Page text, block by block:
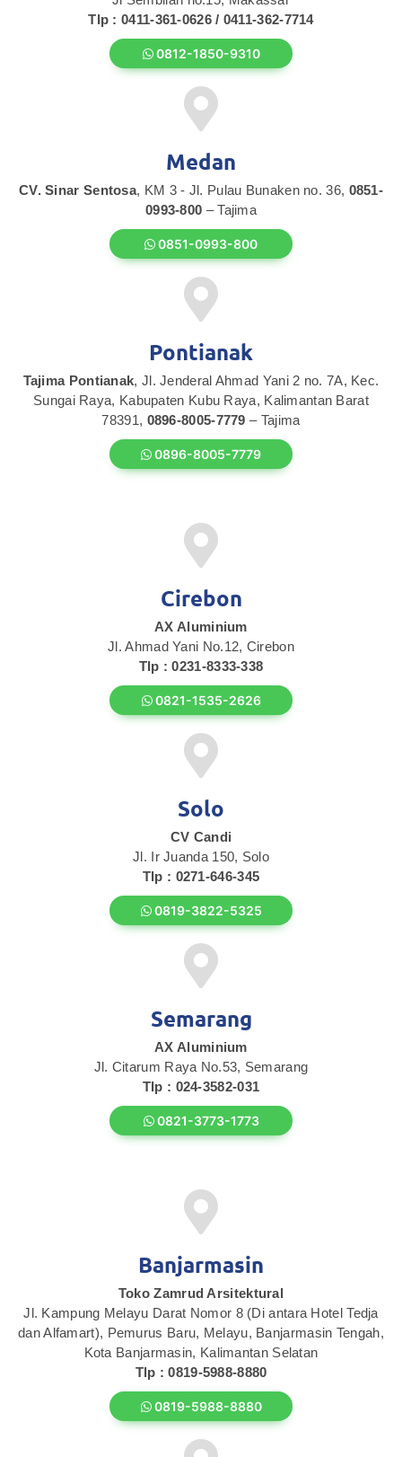
Tlp : 0411-361-0626 / 0411-362-7714
0812-1850-9310
Medan
CV. Sinar Sentosa, KM 3 - Jl. Pulau Bunaken no. 36, 0851-
0993-800 – Tajima
0851-0993-800
Pontianak
Tajima Pontianak, Jl. Jenderal Ahmad Yani 2 no. 7A, Kec.
Sungai Raya, Kabupaten Kubu Raya, Kalimantan Barat
78391, 0896-8005-7779 – Tajima
0896-8005-7779
Cirebon
AX Aluminium
Jl. Ahmad Yani No.12, Cirebon
Tlp : 0231-8333-338
0821-1535-2626
Solo
CV Candi
Jl. Ir Juanda 150, Solo
Tlp : 0271-646-345
0819-3822-5325
Semarang
AX Aluminium
Jl. Citarum Raya No.53, Semarang
Tlp : 024-3582-031
0821-3773-1773
Banjarmasin
Toko Zamrud Arsitektural
Jl. Kampung Melayu Darat Nomor 8 (Di antara Hotel Tedja
dan Alfamart), Pemurus Baru, Melayu, Banjarmasin Tengah,
Kota Banjarmasin, Kalimantan Selatan
Tlp : 0819-5988-8880
0819-5988-8880